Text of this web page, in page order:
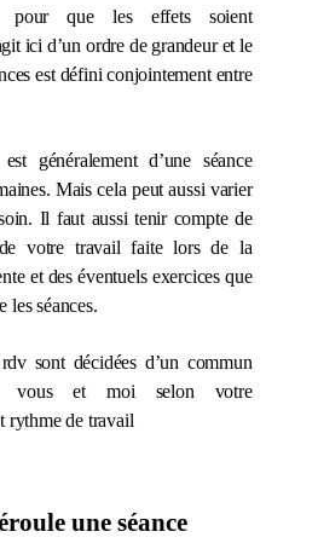
pour que les effets soient
ici d’un ordre de grandeur et le
est défini conjointement entre
généralement d’une séance
Mais cela peut aussi varier
Il faut aussi tenir compte de
de votre travail faite lors de la
et des éventuels exercices que
les séances.
sont décidées d’un commun
vous et moi selon votre
rythme de travail
une séance